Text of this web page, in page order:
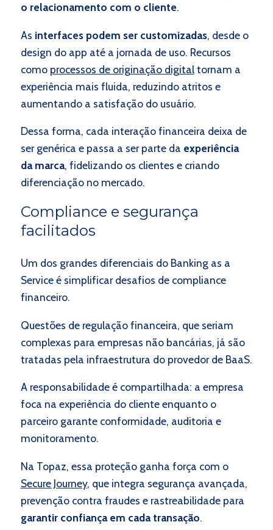
o relacionamento com o cliente.
As interfaces podem ser customizadas, desde o
design do app até a jornada de uso. Recursos
como processos de originação digitaltornam a
experiência mais fluida, reduzindo atritos e
aumentando a satisfação do usuário.
Dessa forma, cada interação financeira deixa de
ser genérica e passa a ser parte da experiência
da marca, fidelizando os clientes e criando
diferenciação no mercado.
Compliance e segurança
facilitados
Um dos grandes diferenciais do Banking as a
Service é simplificar desafios de compliance
financeiro.
Questões de regulação financeira, que seriam
complexas para empresas não bancárias, já são
tratadas pela infraestrutura do provedor de BaaS.
A responsabilidade é compartilhada: a empresa
foca na experiência do cliente enquanto o
parceiro garante conformidade, auditoria e
monitoramento.
Na Topaz, essa proteção ganha força com o
Secure Journey, que integra segurança avançada,
prevenção contra fraudes e rastreabilidade para
garantir confiança em cada transação.